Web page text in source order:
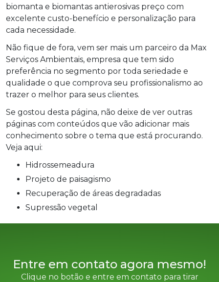
biomanta e biomantas antierosivas preço com
excelente custo-benefício e personalização para
cada necessidade.
Não fique de fora, vem ser mais um parceiro da Max
Serviços Ambientais, empresa que tem sido
preferência no segmento por toda seriedade e
qualidade o que comprova seu profissionalismo ao
trazer o melhor para seus clientes.
Se gostou desta página, não deixe de ver outras
páginas com conteúdos que vão adicionar mais
conhecimento sobre o tema que está procurando.
Veja aqui:
hidrossemeadura
projeto de paisagismo
recuperação de áreas degradadas
supressão vegetal
Entre em contato agora mesmo!
Clique no botão e entre em contato para tirar